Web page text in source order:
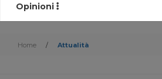
Opinioni
Home / Attualità